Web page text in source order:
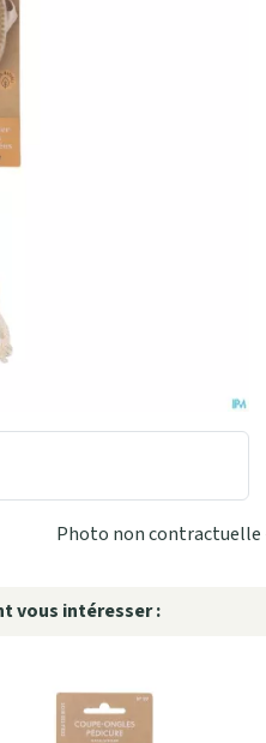
Photo non contractuelle
vous intéresser :